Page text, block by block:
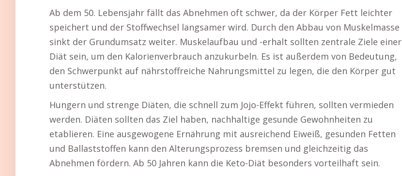
Ab dem 50. Lebensjahr fällt das Abnehmen oft schwer, da der Körper Fett leichter
speichert und der Stoffwechsel langsamer wird. Durch den Abbau von Muskelmasse
sinkt der Grundumsatz weiter. Muskelaufbau und -erhalt sollten zentrale Ziele einer
Diät sein, um den Kalorienverbrauch anzukurbeln. Es ist außerdem von Bedeutung,
den Schwerpunkt auf nährstoffreiche Nahrungsmittel zu legen, die den Körper gut
unterstützen.
Hungern und strenge Diäten, die schnell zum Jojo-Effekt führen, sollten vermieden
werden. Diäten sollten das Ziel haben, nachhaltige gesunde Gewohnheiten zu
etablieren. Eine ausgewogene Ernährung mit ausreichend Eiweiß, gesunden Fetten
und Ballaststoffen kann den Alterungsprozess bremsen und gleichzeitig das
Abnehmen fördern. Ab 50 Jahren kann die Keto-Diät besonders vorteilhaft sein.